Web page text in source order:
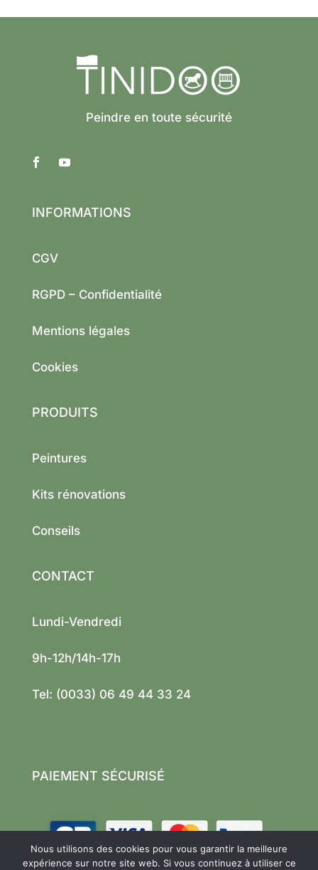
Peindre en toute sécurité
INFORMATIONS
CGV
RGPD – Confidentialité
Mentions légales
Cookies
PRODUITS
Peintures
Kits rénovations
Conseils
CONTACT
Lundi-Vendredi
9h-12h/14h-17h
Tel: (0033) 06 49 44 33 24
PAIEMENT SÉCURISÉ
Nous utilisons des cookies pour vous garantir la meilleure
expérience sur notre site web. Si vous continuez à utiliser ce